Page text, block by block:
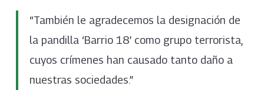
“También le agradecemos la designación de
la pandilla ‘Barrio 18’ como grupo terrorista,
cuyos crímenes han causado tanto daño a
nuestras sociedades.”